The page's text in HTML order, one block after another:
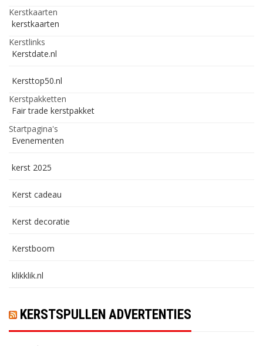
Kerstkaarten
kerstkaarten
Kerstlinks
Kerstdate.nl
Kersttop50.nl
Kerstpakketten
Fair trade kerstpakket
Startpagina's
Evenementen
kerst 2025
Kerst cadeau
Kerst decoratie
Kerstboom
klikklik.nl
KERSTSPULLEN ADVERTENTIES